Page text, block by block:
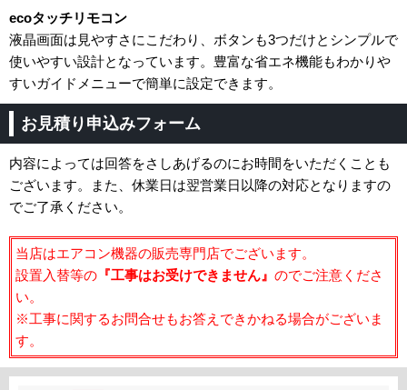
ecoタッチリモコン
液晶画面は見やすさにこだわり、ボタンも3つだけとシンプルで
使いやすい設計となっています。豊富な省エネ機能もわかりや
すいガイドメニューで簡単に設定できます。
お見積り申込みフォーム
内容によっては回答をさしあげるのにお時間をいただくことも
ございます。また、休業日は翌営業日以降の対応となりますの
でご了承ください。
当店はエアコン機器の販売専門店でございます。
設置入替等の 『工事はお受けできません』 のでご注意くださ
い。
※工事に関するお問合せもお答えできかねる場合がございま
す。